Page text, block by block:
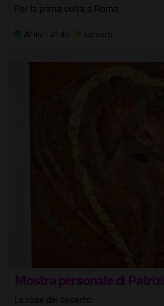
Per la prima volta a Roma
20 dic - 21 dic Concerti
Mostra personale di
Le rose del deserto